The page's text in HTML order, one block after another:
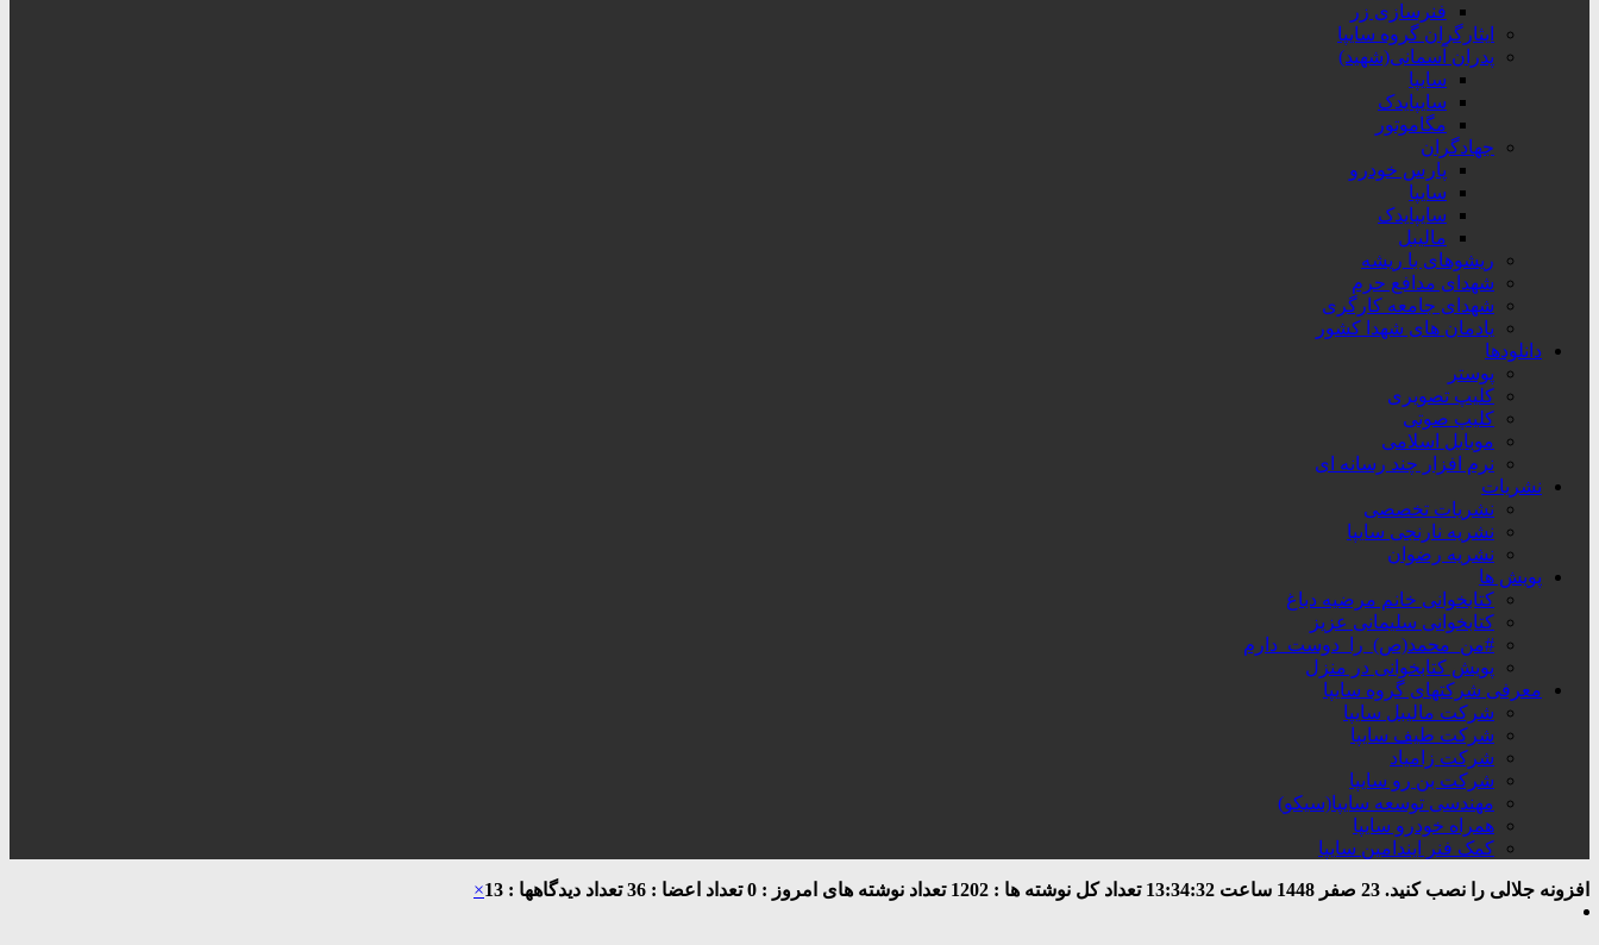
فنرسازی زر
ایثارگران گروه سایپا
پدران آسمانی(شهید)
سایپا
سایپایدک
مگاموتور
جهادگران
پارس خودرو
سایپا
سایپایدک
مالیبل
ریشوهای با ریشه
شهدای مدافع حرم
شهدای جامعه کارگری
یادمان های شهدا کشور
دانلودها
پوستر
کلیپ تصویری
کلیپ صوتی
موبایل اسلامی
نرم افزار چند رسانه ای
نشریات
نشریات تخصصی
نشریه نارنجی سایپا
نشریه رضوان
پویش ها
کتابخوانی خانم مرضیه دباغ
کتابخوانی سلیمانی عزیز
#من_محمد(ص)_را_دوست_دارم
پویش کتابخوانی در منزل
معرفی شرکتهای گروه سایپا
شرکت مالیبل سایپا
شرکت طیف سایپا
شرکت زامیاد
شرکت بن رو سایپا
مهندسی توسعه سایپا(سیکو)
همراه خودرو سایپا
کمک فنر ایندامین سایپا
افزونه جلالی را نصب کنید. 23 صفر 1448 ساعت 13:34:33 تعداد کل نوشته ها : 1202 تعداد نوشته های امروز : 0 تعداد اعضا : 36 تعداد دیدگاهها : 13 ×